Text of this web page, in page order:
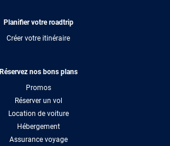
Planifier votre roadtrip
Créer votre itinéraire
Réservez nos bons plans
Promos
Réserver un vol
Location de voiture
Hébergement
Assurance voyage